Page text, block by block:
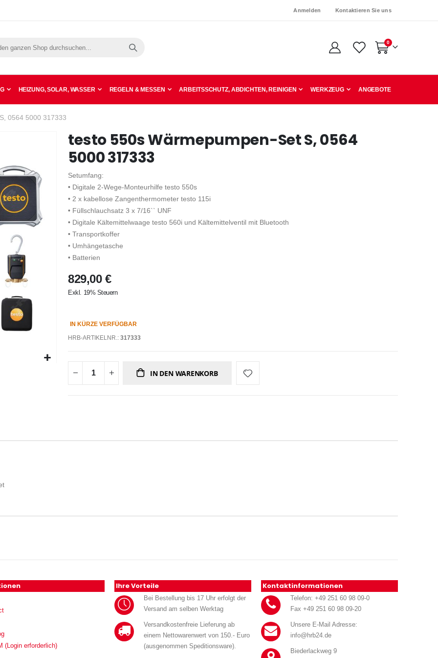
Anmelden Kontaktieren Sie uns
Warenkorb
0Artikel
HEIZUNG, SOLAR, WASSER REGELN & MESSEN ARBEITSSCHUTZ, ABDICHTEN, REINIGEN WERKZEUG ANGEBOTE
0564 5000 317333
testo 550s Wärmepumpen-Set S, 0564
5000 317333
Setumfang:
• Digitale 2-Wege-Monteurhilfe testo 550s
• 2 x kabellose Zangenthermometer testo 115i
• Füllschlauchsatz 3 x 7/16`` UNF
• Digitale Kältemittelwaage testo 560i und Kältemittelventil mit Bluetooth
• Transportkoffer
• Umhängetasche
• Batterien
829,00 €
Exkl. 19% Steuern
IN KÜRZE VERFÜGBAR
HRB-ARTIKELNR.:317333
IN DEN WARENKORB
(Login erforderlich)
Ihre Vorteile
Bei Bestellung bis 17 Uhr erfolgt der
Versand am selben Werktag
Versandkostenfreie Lieferung ab
einem Nettowarenwert von 150.- Euro
(ausgenommen Speditionsware).
Kontaktinformationen
Telefon: +49 251 60 98 09-0
Fax +49 251 60 98 09-20
Unsere E-Mail Adresse:
info@hrb24.de
Biederlackweg 9